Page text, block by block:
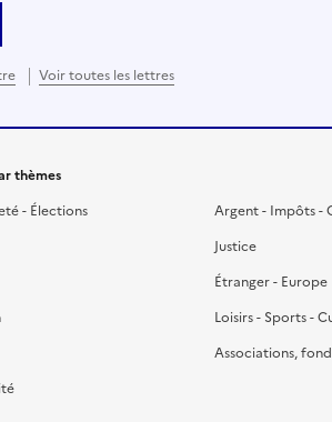
Voir toutes les lettres
thèmes
- Élections
Argent - Impôts -
Justice
Étranger - Europe
Loisirs - Sports -
Associations,